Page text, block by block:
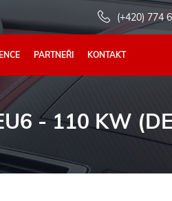
(+420) 774
PARTNEŘI KONTAKT
- 110 KW